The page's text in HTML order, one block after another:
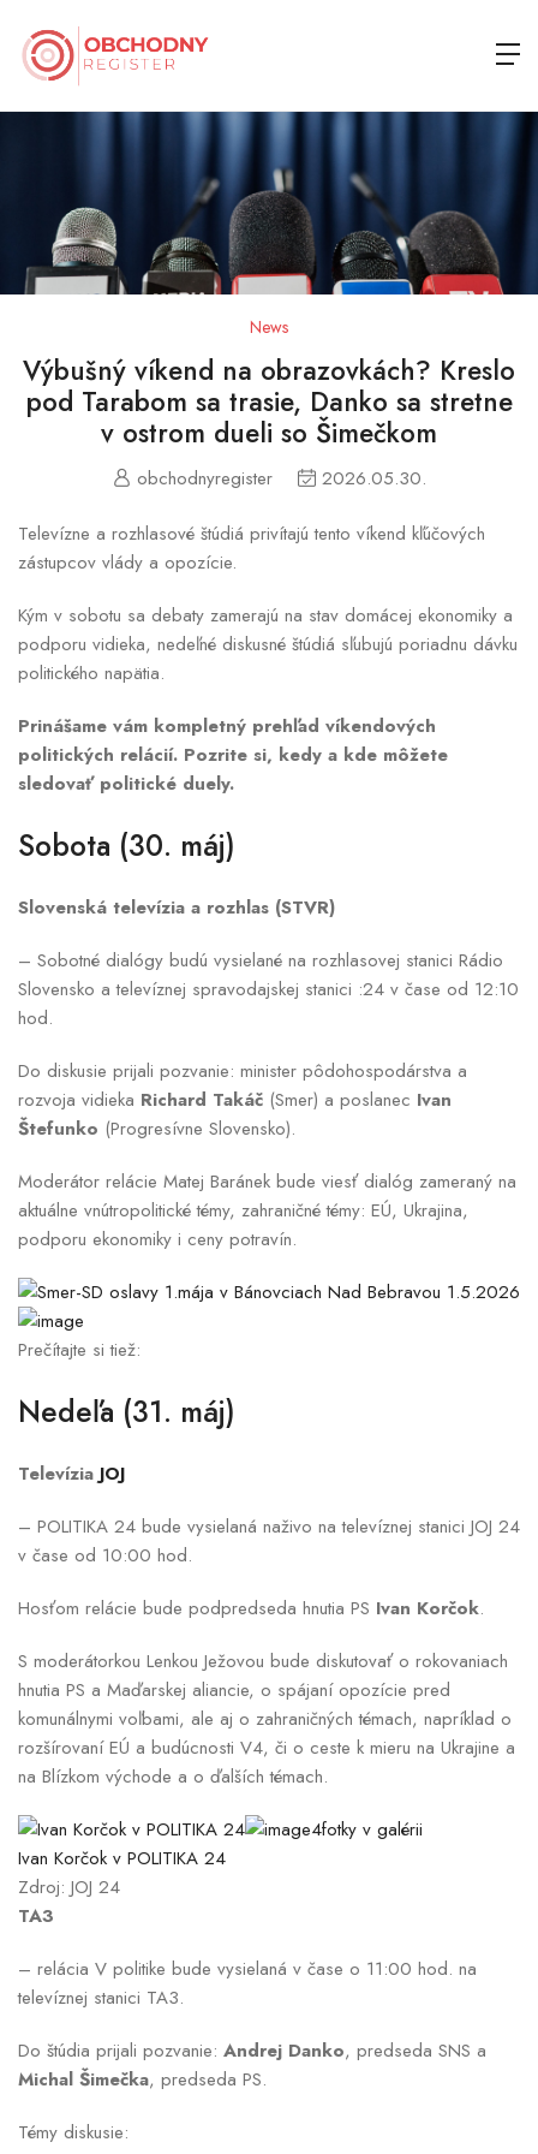
News
Výbušný víkend na obrazovkách? Kreslo
pod Tarabom sa trasie, Danko sa stretne
v ostrom dueli so Šimečkom
obchodnyregister 2026.05.30.
Televízne a rozhlasové štúdiá privítajú tento víkend kľúčových
zástupcov vlády a opozície.
Kým v sobotu sa debaty zamerajú na stav domácej ekonomiky a
podporu vidieka, nedeľné diskusné štúdiá sľubujú poriadnu dávku
politického napätia.
Prinášame vám kompletný prehľad víkendových
politických relácií. Pozrite si, kedy a kde môžete
sledovať politické duely.
Sobota (30. máj)
Slovenská televízia a rozhlas (STVR)
– Sobotné dialógy budú vysielané na rozhlasovej stanici Rádio
Slovensko a televíznej spravodajskej stanici :24 v čase od 12:10
hod.
Do diskusie prijali pozvanie: minister pôdohospodárstva a
rozvoja vidieka Richard Takáč (Smer) a poslanec Ivan
Štefunko (Progresívne Slovensko).
Moderátor relácie Matej Baránek bude viesť dialóg zameraný na
aktuálne vnútropolitické témy, zahraničné témy: EÚ, Ukrajina,
podporu ekonomiky i ceny potravín.
Prečítajte si tiež:
Nedeľa (31. máj)
Televízia JOJ
– POLITIKA 24 bude vysielaná naživo na televíznej stanici JOJ 24
v čase od 10:00 hod.
Hosťom relácie bude podpredseda hnutia PS Ivan Korčok.
S moderátorkou Lenkou Ježovou bude diskutovať o rokovaniach
hnutia PS a Maďarskej aliancie, o spájaní opozície pred
komunálnymi voľbami, ale aj o zahraničných témach, napríklad o
rozšírovaní EÚ a budúcnosti V4, či o ceste k mieru na Ukrajine a
na Blízkom východe a o ďalších témach.
4fotky v galérii
Ivan Korčok v POLITIKA 24
Zdroj: JOJ 24
TA3
– relácia V politike bude vysielaná v čase o 11:00 hod. na
televíznej stanici TA3.
Do štúdia prijali pozvanie: Andrej Danko, predseda SNS a
Michal Šimečka, predseda PS.
Témy diskusie: